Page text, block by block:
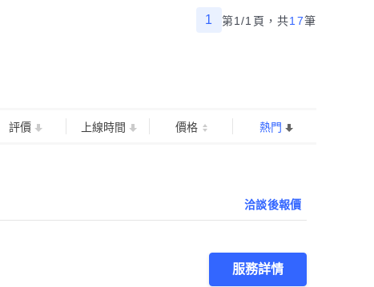
1 第1/1頁， 共17筆
評價 上線時間 價格 熱門
洽談後報價
服務詳情